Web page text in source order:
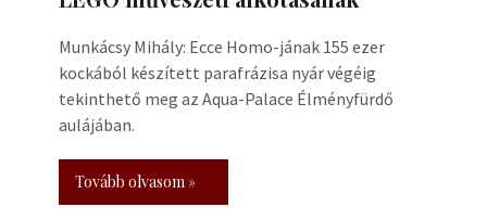
Munkácsy Mihály: Ecce Homo-jának 155 ezer
kockából készített parafrázisa nyár végéig
tekinthető meg az Aqua-Palace Élményfürdő
aulájában.
Tovább olvasom »